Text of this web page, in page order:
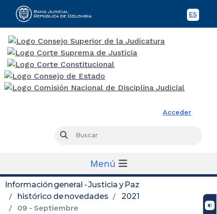
ES
Acceder
Buscar
Menú
Información general - Justicia y Paz
histórico de novedades
2021
09 - Septiembre